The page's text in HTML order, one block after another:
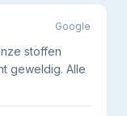
Google
stoffen
geweldig. Alle